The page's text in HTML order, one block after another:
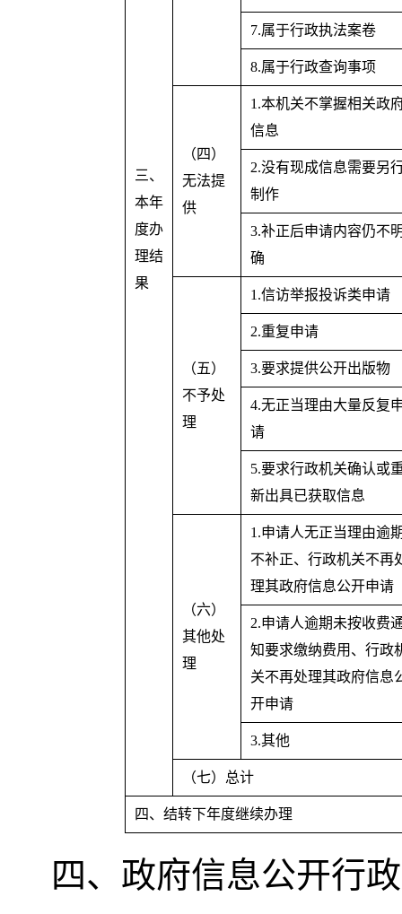
三、
本年
度办
理结
果
7.属于行政执法案卷
8.属于行政查询事项
（四）
无法提
供
1.本机关不掌握相关政
信息
2.没有现成信息需要另
制作
3.补正后申请内容仍不
确
（五）
不予处
理
1.信访举报投诉类申请
2.重复申请
3.要求提供公开出版物
4.无正当理由大量反复
请
5.要求行政机关确认或
新出具已获取信息
（六）
其他处
理
1.申请人无正当理由逾
不补正、行政机关不再
理其政府信息公开申请
2.申请人逾期未按收费
知要求缴纳费用、行政
关不再处理其政府信息
开申请
3.其他
（七）总计
四、结转下年度继续办理
四、政府信息公开行